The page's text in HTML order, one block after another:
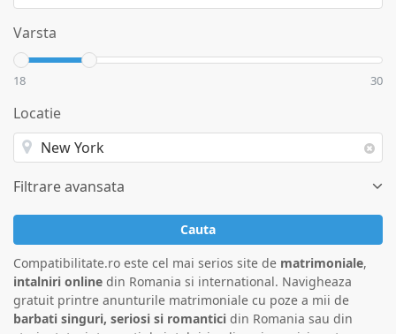
Varsta
18 30
Locatie
Filtrare avansata
Cauta
Compatibilitate.ro este cel mai serios site de matrimoniale,
intalniri online din Romania si international. Navigheaza
gratuit printre anunturile matrimoniale cu poze a mii de
barbati singuri, seriosi si romantici din Romania sau din